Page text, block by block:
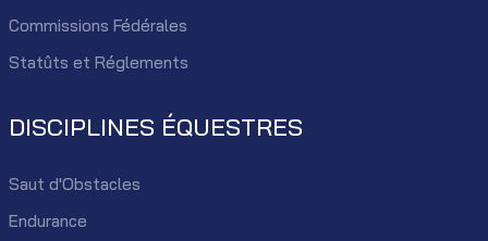
Commissions Fédérales
Statûts et Réglements
DISCIPLINES ÉQUESTRES
Saut d'Obstacles
Endurance